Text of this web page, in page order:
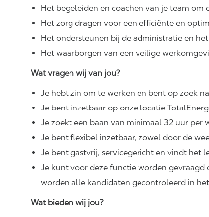
Het begeleiden en coachen van je team om
Het zorg dragen voor een efficiënte en
Het ondersteunen bij de administratie en
Het waarborgen van een veilige
Wat vragen wij van jou?
Je hebt zin om te werken en bent op zoek
Je bent inzetbaar op onze locatie
Je zoekt een baan van minimaal 32 uur per
Je bent flexibel inzetbaar, zowel door de
Je bent gastvrij, servicegericht en vindt het
Je kunt voor deze functie worden gevraagd
worden alle kandidaten gecontroleerd in het
Wat bieden wij jou?